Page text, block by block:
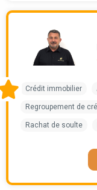
Crédit immobilier
Regroupement de
Rachat de soulte